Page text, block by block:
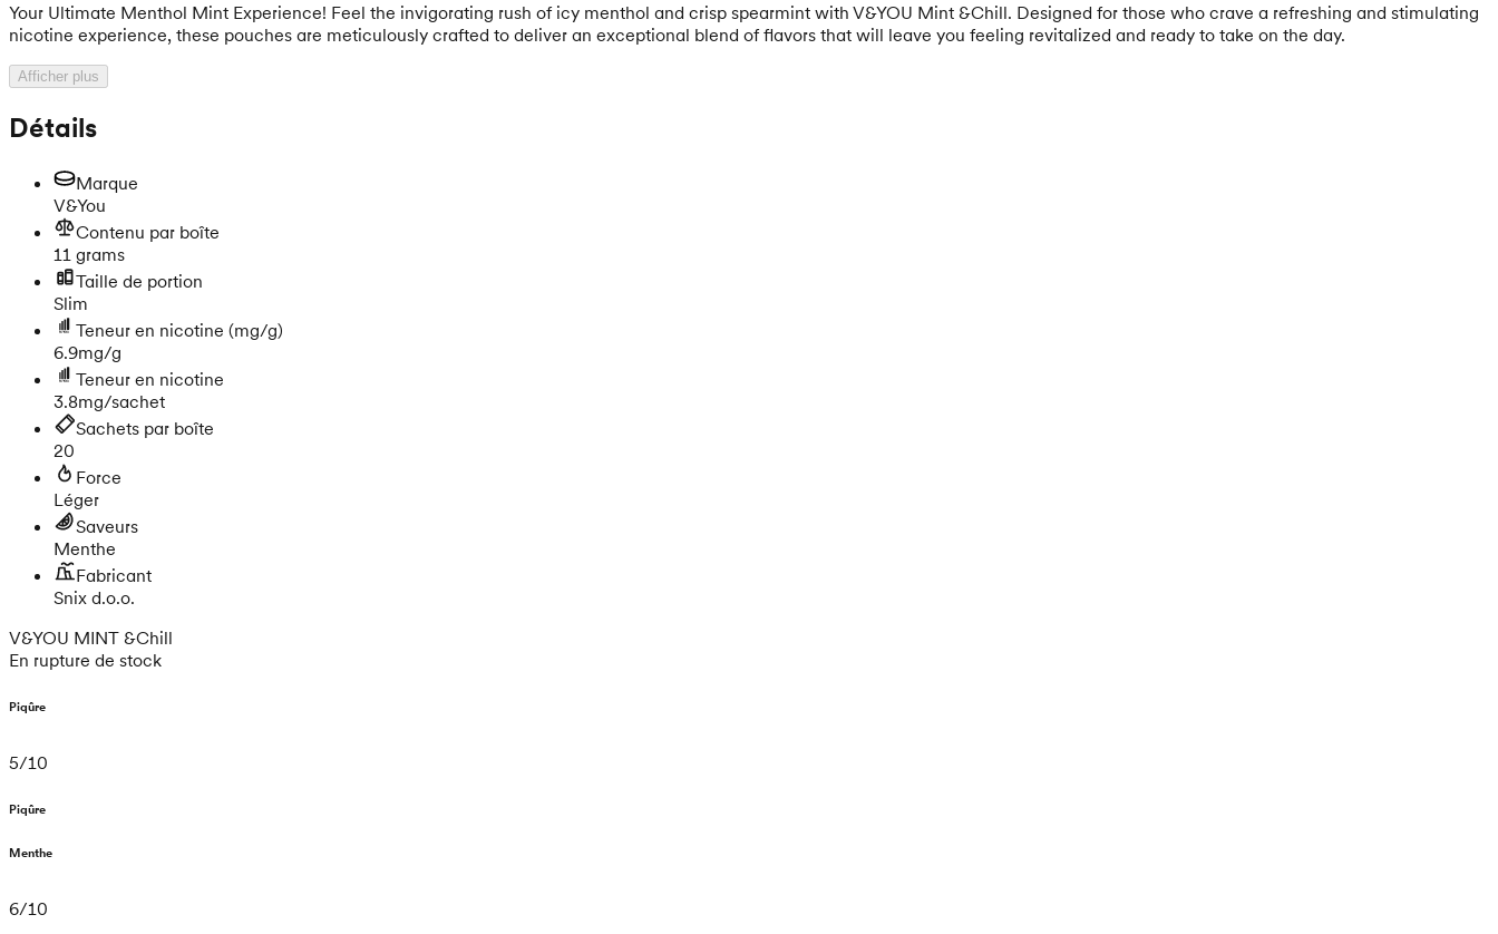
Your Ultimate Menthol Mint Experience! Feel the invigorating rush of icy menthol and crisp spearmint with V&YOU Mint &Chill. Designed for those who crave a refreshing and stimulating
nicotine experience, these pouches are meticulously crafted to deliver an exceptional blend of flavors that will leave you feeling revitalized and ready to take on the day.
Afficher plus
Détails
Marque
V&You
Contenu par boîte
11 grams
Taille de portion
Slim
Teneur en nicotine (mg/g)
6.9mg/g
Teneur en nicotine
3.8mg/sachet
Sachets par boîte
20
Force
Léger
Saveurs
Menthe
Fabricant
Snix d.o.o.
V&YOU MINT &Chill
En rupture de stock
Piqûre
5/10
Piqûre
Menthe
6/10